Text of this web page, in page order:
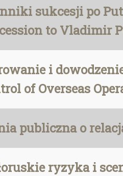
sukcesji po
to Vladimir
i
of Overseas
publiczna o
ryzyka i